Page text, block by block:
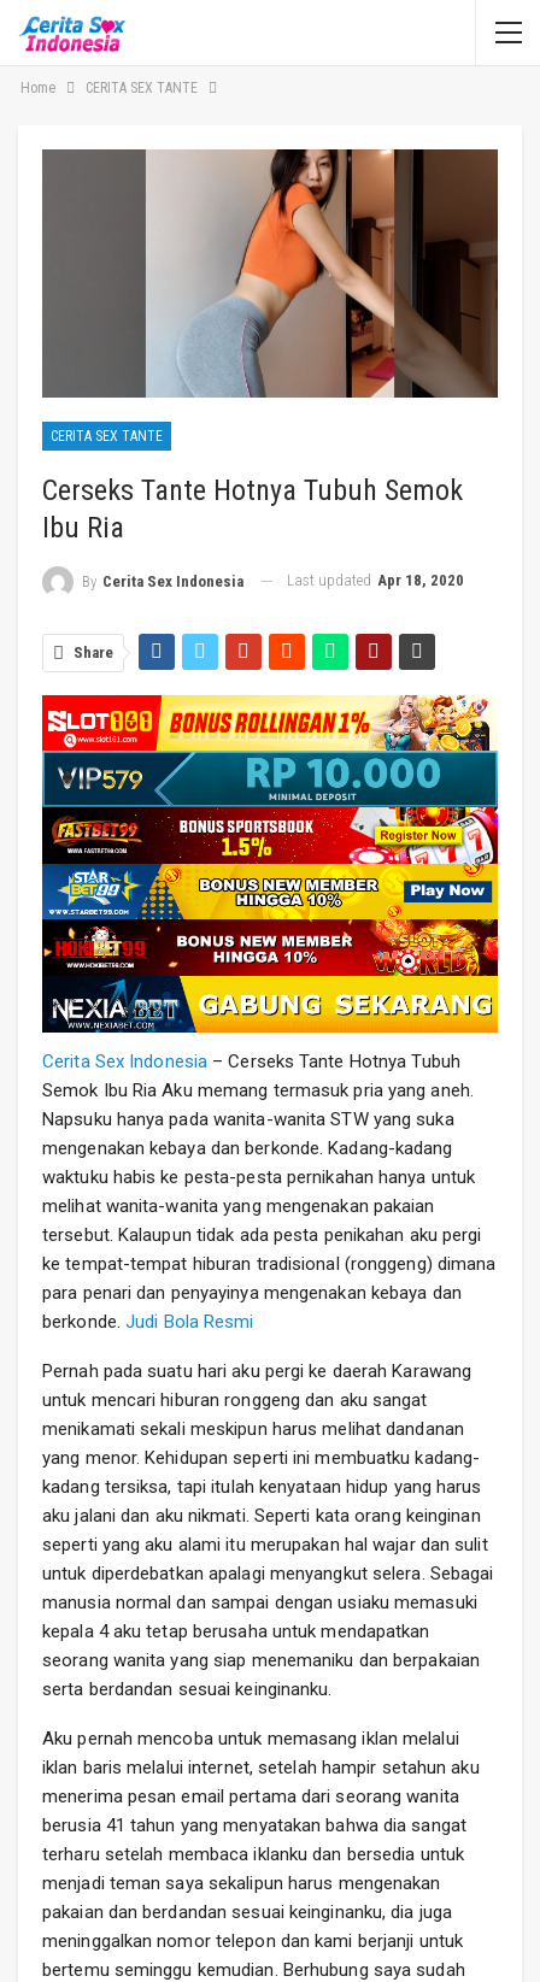
Home CERITA SEX TANTE
CERITA SEX TANTE
Cerseks Tante Hotnya Tubuh Semok
Ibu Ria
By Cerita Sex Indonesia Last updated Apr 18, 2020
Share
Cerita Sex Indonesia – Cerseks Tante Hotnya Tubuh
Semok Ibu Ria Aku memang termasuk pria yang aneh.
Napsuku hanya pada wanita-wanita STW yang suka
mengenakan kebaya dan berkonde. Kadang-kadang
waktuku habis ke pesta-pesta pernikahan hanya untuk
melihat wanita-wanita yang mengenakan pakaian
tersebut. Kalaupun tidak ada pesta penikahan aku pergi
ke tempat-tempat hiburan tradisional (ronggeng) dimana
para penari dan penyayinya mengenakan kebaya dan
berkonde. Judi Bola Resmi
Pernah pada suatu hari aku pergi ke daerah Karawang
untuk mencari hiburan ronggeng dan aku sangat
menikamati sekali meskipun harus melihat dandanan
yang menor. Kehidupan seperti ini membuatku kadang-
kadang tersiksa, tapi itulah kenyataan hidup yang harus
aku jalani dan aku nikmati. Seperti kata orang keinginan
seperti yang aku alami itu merupakan hal wajar dan sulit
untuk diperdebatkan apalagi menyangkut selera. Sebagai
manusia normal dan sampai dengan usiaku memasuki
kepala 4 aku tetap berusaha untuk mendapatkan
seorang wanita yang siap menemaniku dan berpakaian
serta berdandan sesuai keinginanku.
Aku pernah mencoba untuk memasang iklan melalui
iklan baris melalui internet, setelah hampir setahun aku
menerima pesan email pertama dari seorang wanita
berusia 41 tahun yang menyatakan bahwa dia sangat
terharu setelah membaca iklanku dan bersedia untuk
menjadi teman saya sekalipun harus mengenakan
pakaian dan berdandan sesuai keinginanku, dia juga
meninggalkan nomor telepon dan kami berjanji untuk
bertemu seminggu kemudian. Berhubung saya sudah